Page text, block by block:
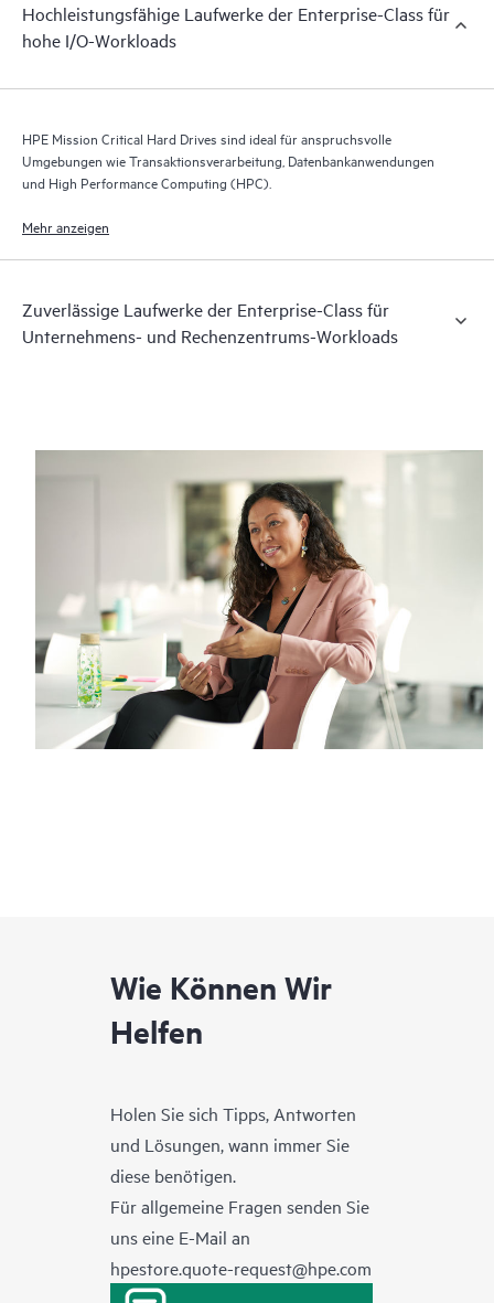
Hochleistungsfähige Laufwerke der Enterprise-Class für
hohe I/O-Workloads
HPE Mission Critical Hard Drives sind ideal für anspruchsvolle
Umgebungen wie Transaktionsverarbeitung, Datenbankanwendungen
und High Performance Computing (HPC).
Mehr anzeigen
Zuverlässige Laufwerke der Enterprise-Class für
Unternehmens- und Rechenzentrums-Workloads
Wie Können Wir
Helfen
Holen Sie sich Tipps, Antworten
und Lösungen, wann immer Sie
diese benötigen.
Für allgemeine Fragen senden Sie
uns eine E-Mail an
hpestore.quote-request@hpe.com